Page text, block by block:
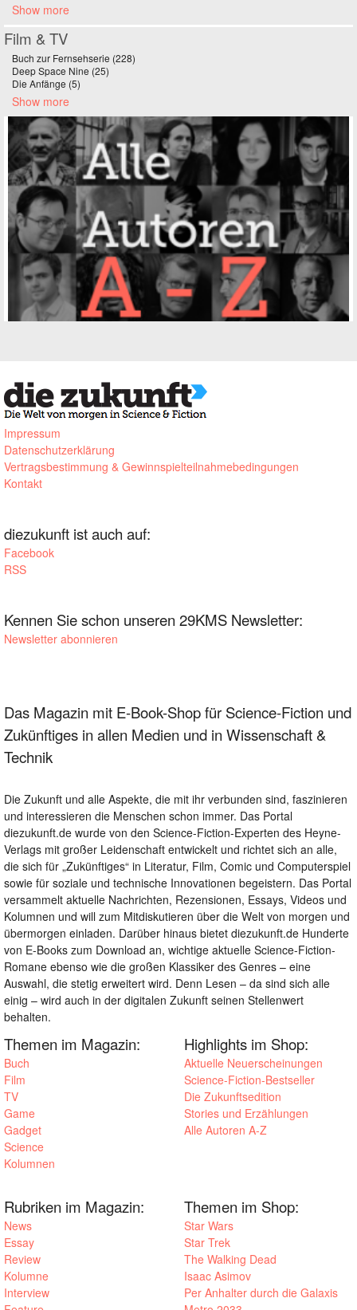
Show more
Film & TV
Buch zur Fernsehserie (228)
Deep Space Nine (25)
Die Anfänge (5)
Show more
Impressum
Datenschutzerklärung
Vertragsbestimmung & Gewinnspielteilnahmebedingungen
Kontakt
diezukunft ist auch auf:
Facebook
RSS
Kennen Sie schon unseren 29KMS Newsletter:
Newsletter abonnieren
Das Magazin mit E-Book-Shop für Science-Fiction und
Zukünftiges in allen Medien und in Wissenschaft &
Technik
Die Zukunft und alle Aspekte, die mit ihr verbunden sind, faszinieren
und interessieren die Menschen schon immer. Das Portal
diezukunft.de wurde von den Science-Fiction-Experten des Heyne-
Verlags mit großer Leidenschaft entwickelt und richtet sich an alle,
die sich für „Zukünftiges“ in Literatur, Film, Comic und Computerspiel
sowie für soziale und technische Innovationen begeistern. Das Portal
versammelt aktuelle Nachrichten, Rezensionen, Essays, Videos und
Kolumnen und will zum Mitdiskutieren über die Welt von morgen und
übermorgen einladen. Darüber hinaus bietet diezukunft.de Hunderte
von E-Books zum Download an, wichtige aktuelle Science-Fiction-
Romane ebenso wie die großen Klassiker des Genres – eine
Auswahl, die stetig erweitert wird. Denn Lesen – da sind sich alle
einig – wird auch in der digitalen Zukunft seinen Stellenwert
behalten.
Themen im Magazin:
Buch
Film
TV
Game
Gadget
Science
Kolumnen
Highlights im Shop:
Aktuelle Neuerscheinungen
Science-Fiction-Bestseller
Die Zukunftsedition
Stories und Erzählungen
Alle Autoren A-Z
Rubriken im Magazin:
News
Essay
Review
Kolumne
Interview
Themen im Shop:
Star Wars
Star Trek
The Walking Dead
Isaac Asimov
Per Anhalter durch die Galaxis